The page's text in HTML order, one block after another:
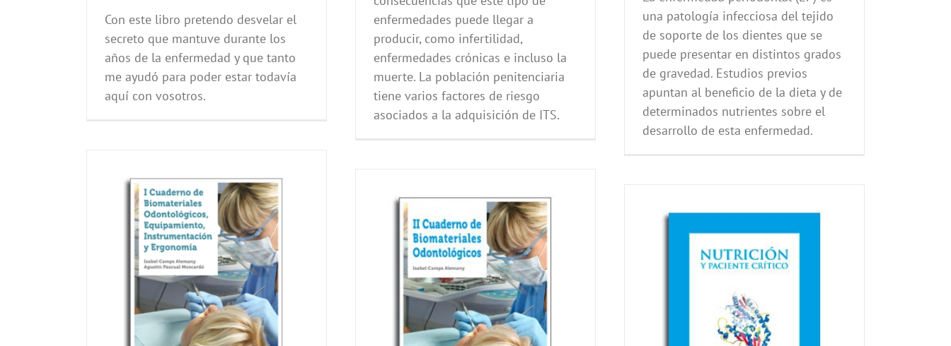
una patología infecciosa del tejido
de soporte de los dientes que se
puede presentar en distintos grados
de gravedad. Estudios previos
apuntan al beneficio de la dieta y de
determinados nutrientes sobre el
desarrollo de esta enfermedad.
enfermedades puede llegar a
producir, como infertilidad,
enfermedades crónicas e incluso la
muerte. La población penitenciaria
tiene varios factores de riesgo
asociados a la adquisición de ITS.
Con este libro pretendo desvelar el
secreto que mantuve durante los
años de la enfermedad y que tanto
me ayudó para poder estar todavía
aquí con vosotros.